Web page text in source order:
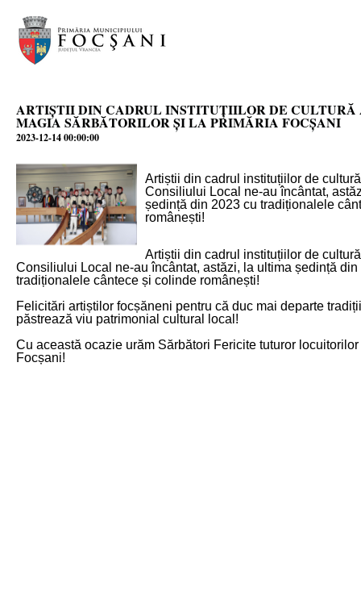
ARTIȘTII DIN CADRUL INSTITUȚIILOR DE CULTURĂ
MAGIA SĂRBĂTORILOR ȘI LA PRIMĂRIA FOCȘANI
2023-12-14 00:00:00
Artiștii din cadrul instituțiilor de
Consiliului Local ne-au încântat,
ședință din 2023 cu tradiționalele
românești!
Artiștii din cadrul instituțiilor de
Consiliului Local ne-au încântat, astăzi, la ultima ședință din
tradiționalele cântece și colinde românești!
Felicitări artiștilor focșăneni pentru că duc mai departe
păstrează viu patrimonial cultural local!
Cu această ocazie urăm Sărbători Fericite tuturor
Focșani!